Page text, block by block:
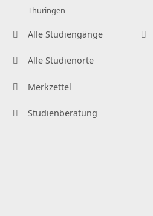
Thüringen
Alle Studiengänge
Alle Studienorte
Merkzettel
Studienberatung